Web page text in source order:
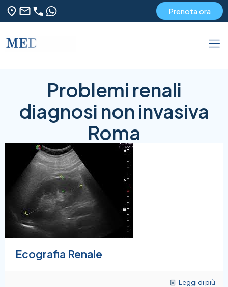
Prenota ora
Problemi renali
diagnosi non invasiva
Roma
Ecografia Renale
Leggi di più